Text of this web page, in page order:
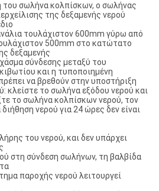
του σωλήνα κολπίσκων, ο σωλήνας
της δεξαμενής νερού
τουλάχιστον 600mm γύρω από
500mm στο κατώτατο
δεξαμενής
σύνδεσης μεταξύ του
και η τυποποιημένη
να βρεθούν στην υποστήριξη
κλείστε το σωλήνα εξόδου νερού και
το σωλήνα κολπίσκων νερού, τον
νερού για 24 ώρες δεν είναι
του νερού, και δεν υπάρχει
στη σύνδεση σωλήνων, τη βαλβίδα
παροχής νερού λειτουργεί